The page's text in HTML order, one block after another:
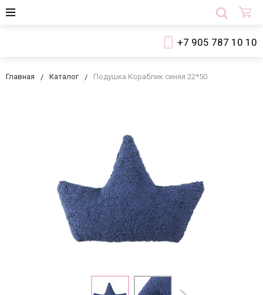
+7 905 787 10 10
Главная Каталог Подушка Кораблик синяя 22*50